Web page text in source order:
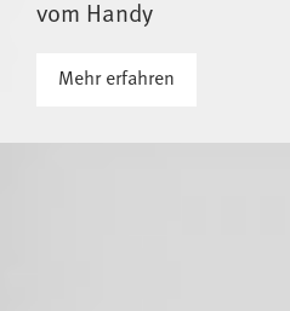
vom Handy
Mehr erfahren